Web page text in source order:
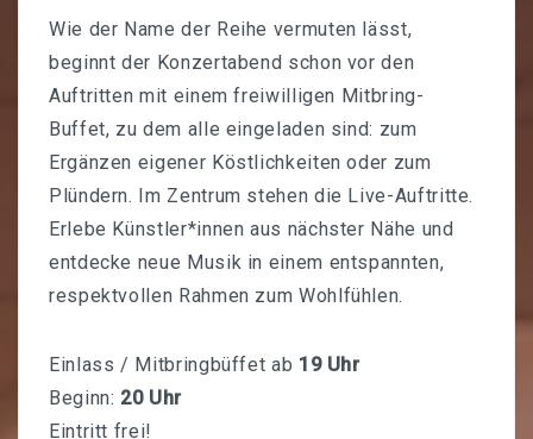
Konzerte
Programm
Nachbar-Machbar Wolfenbüttel
Unsere Freund:innen
Bundesfreiwilligendienst
UNSER LADEN
Wie der Name der Reihe vermuten lässt,
beginnt der Konzertabend schon vor den
Auftritten mit einem freiwilligen Mitbring-
Buffet, zu dem alle eingeladen sind: zum
Ergänzen eigener Köstlichkeiten oder zum
Plündern. Im Zentrum stehen die Live-Auftritte.
Erlebe Künstler*innen aus nächster Nähe und
entdecke neue Musik in einem entspannten,
respektvollen Rahmen zum Wohlfühlen.
Einlass / Mitbringbüffet ab 19 Uhr
Beginn: 20 Uhr
Eintritt frei!